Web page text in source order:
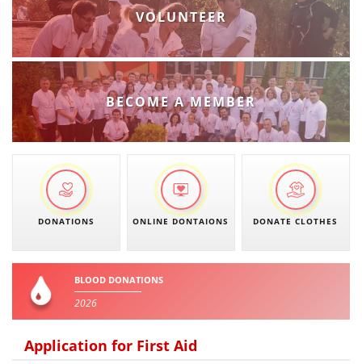
VOLUNTEER
BECOME A MEMBER
DONATIONS ONLINE DONTAIONS DONATE CLOTHES
BLOOD DONATIONS
2026
Application for First Aid